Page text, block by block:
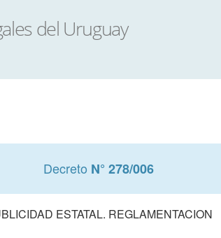
Decreto N° 278/006
ESTATAL. REGLAMENTACION